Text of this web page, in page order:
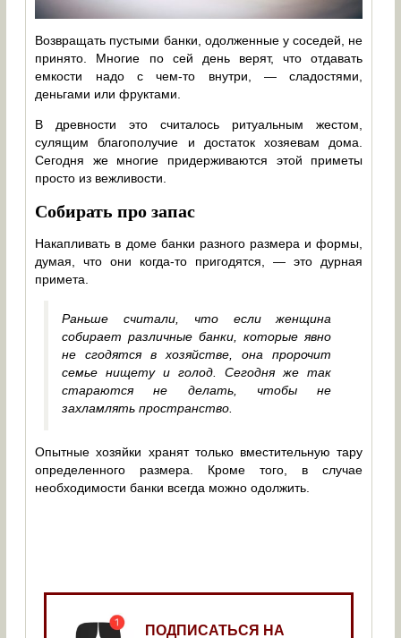
Возвращать пустыми банки, одолженные у соседей, не
принято. Многие по сей день верят, что отдавать
емкости надо с чем-то внутри, — сладостями,
деньгами или фруктами.
В древности это считалось ритуальным жестом,
сулящим благополучие и достаток хозяевам дома.
Сегодня же многие придерживаются этой приметы
просто из вежливости.
Собирать про запас
Накапливать в доме банки разного размера и формы,
думая, что они когда-то пригодятся, — это дурная
примета.
Раньше считали, что если женщина
собирает различные банки, которые явно
не сгодятся в хозяйстве, она пророчит
семье нищету и голод. Сегодня же так
стараются не делать, чтобы не
захламлять пространство.
Опытные хозяйки хранят только вместительную тару
определенного размера. Кроме того, в случае
необходимости банки всегда можно одолжить.
ПОДПИСАТЬСЯ НА